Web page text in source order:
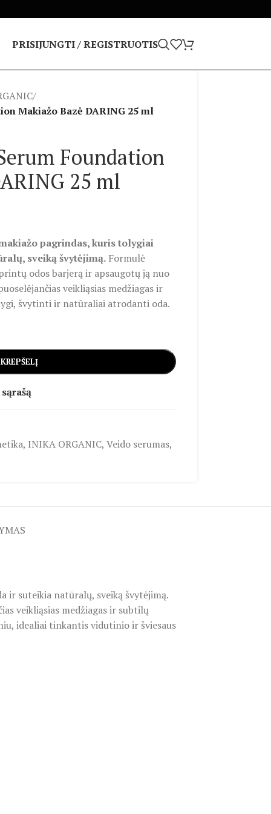
PRISIJUNGTI / REGISTRUOTIS
/
Makiažo Bazė DARING 25 ml
Foundation
25 ml
pagrindas, kuris tolygiai
sveiką švytėjimą.Formulė
odos barjerą ir apsaugotų ją nuo
veikliąsias medžiagas ir
švytinti ir natūraliai atrodanti oda.
, INIKA ORGANIC, Veido serumas,
ir suteikia natūralų, sveiką švytėjimą.
veikliąsias medžiagas ir subtilų
idealiai tinkantis vidutinio ir šviesaus